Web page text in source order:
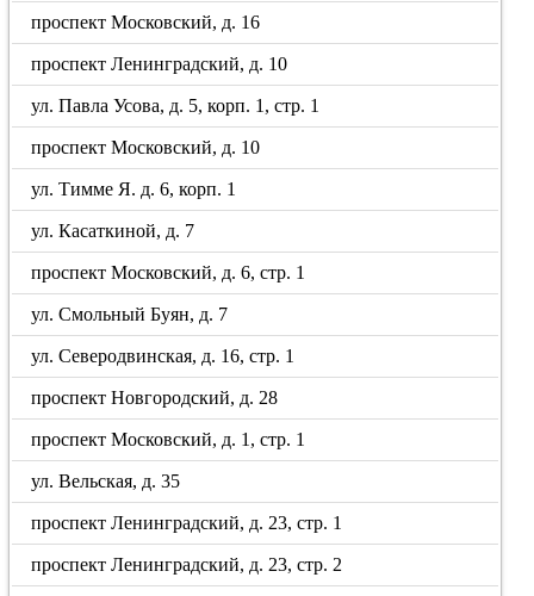
проспект Московский, д. 16
проспект Ленинградский, д. 10
ул. Павла Усова, д. 5, корп. 1, стр. 1
проспект Московский, д. 10
ул. Тимме Я. д. 6, корп. 1
ул. Касаткиной, д. 7
проспект Московский, д. 6, стр. 1
ул. Смольный Буян, д. 7
ул. Северодвинская, д. 16, стр. 1
проспект Новгородский, д. 28
проспект Московский, д. 1, стр. 1
ул. Вельская, д. 35
проспект Ленинградский, д. 23, стр. 1
проспект Ленинградский, д. 23, стр. 2